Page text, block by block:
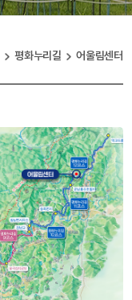
평화누리길 어울림센터